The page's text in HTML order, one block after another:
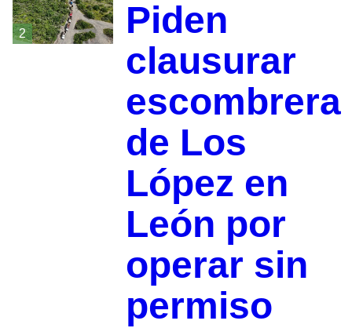
2
Piden
clausurar
escombrera
de Los
López en
León por
operar sin
permiso